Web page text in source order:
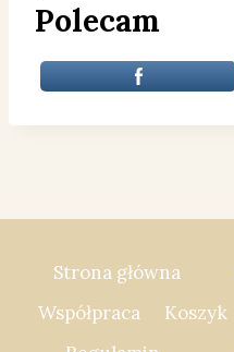
Polecam
Strona główna
Współpraca
Koszyk